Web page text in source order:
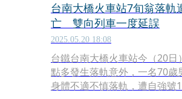
台南大橋火車站7旬翁落軌
亡 雙向列車一度延誤
2025.05.20 18:08
台鐵台南大橋火車站今（20日
點多發生落軌意外，一名70歲
身體不適不慎落軌，遭自強號